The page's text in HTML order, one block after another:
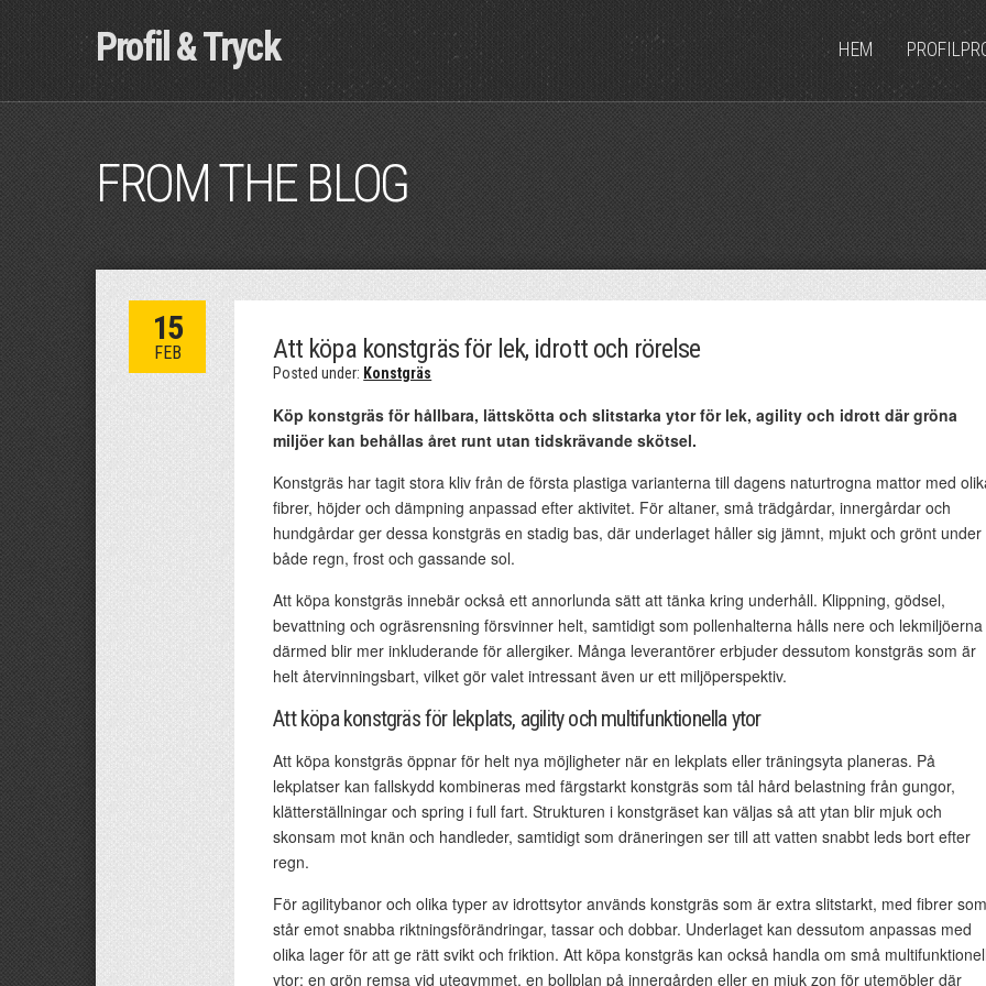
Profil & Tryck HEM
FROM THE BLOG
15
FEB Att köpa konstgräs för lek, idrott och rörelse
Posted under: Konstgräs
Köp konstgräs för hållbara, lättskötta och slitstarka ytor för lek, agility och idrott där gröna
miljöer kan behållas året runt utan tidskrävande skötsel.
Konstgräs har tagit stora kliv från de första plastiga varianterna till dagens naturtrogna mattor med
fibrer, höjder och dämpning anpassad efter aktivitet. För altaner, små trädgårdar, innergårdar och
hundgårdar ger dessa konstgräs en stadig bas, där underlaget håller sig jämnt, mjukt och grönt under
både regn, frost och gassande sol.
Att köpa konstgräs innebär också ett annorlunda sätt att tänka kring underhåll. Klippning, gödsel,
bevattning och ogräsrensning försvinner helt, samtidigt som pollenhalterna hålls nere och lekmiljöerna
därmed blir mer inkluderande för allergiker. Många leverantörer erbjuder dessutom konstgräs som är
helt återvinningsbart, vilket gör valet intressant även ur ett miljöperspektiv.
Att köpa konstgräs för lekplats, agility och multifunktionella ytor
Att köpa konstgräs öppnar för helt nya möjligheter när en lekplats eller träningsyta planeras. På
lekplatser kan fallskydd kombineras med färgstarkt konstgräs som tål hård belastning från gungor,
klätterställningar och spring i full fart. Strukturen i konstgräset kan väljas så att ytan blir mjuk och
skonsam mot knän och handleder, samtidigt som dräneringen ser till att vatten snabbt leds bort efter
regn.
För agilitybanor och olika typer av idrottsytor används konstgräs som är extra slitstarkt, med fibrer
står emot snabba riktningsförändringar, tassar och dobbar. Underlaget kan dessutom anpassas med
olika lager för att ge rätt svikt och friktion. Att köpa konstgräs kan också handla om små
ytor: en grön remsa vid utegymmet, en bollplan på innergården eller en mjuk zon för utemöbler där